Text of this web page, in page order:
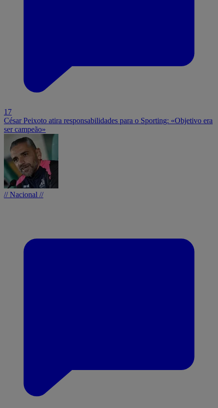
17
César Peixoto atira responsabilidades para o Sporting: «Objetivo era
ser campeão»
// Nacional //